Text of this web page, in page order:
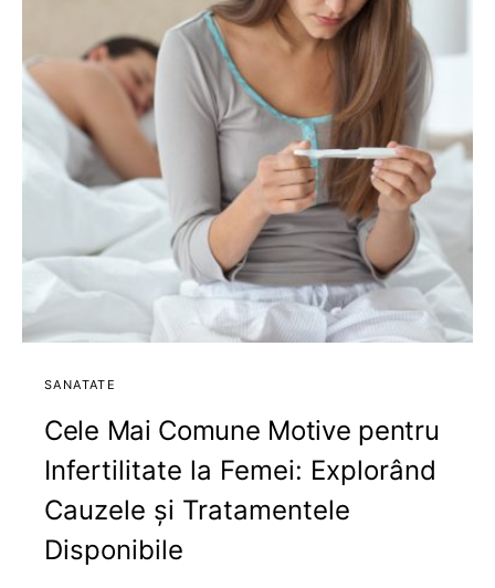
SANATATE
Cele Mai Comune Motive pentru
Infertilitate la Femei: Explorând
Cauzele și Tratamentele
Disponibile